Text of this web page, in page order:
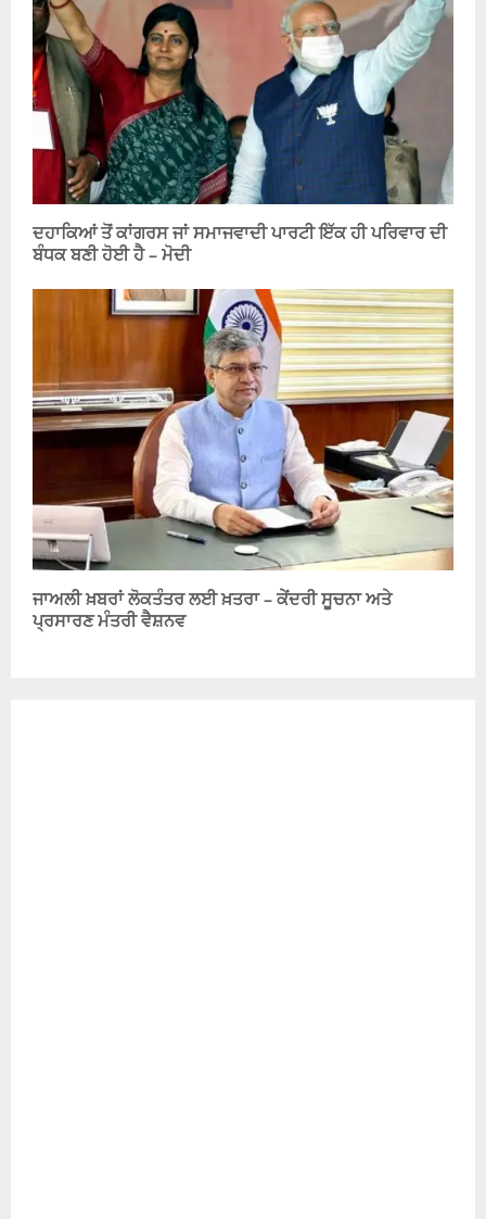
ਦਹਾਕਿਆਂ ਤੋਂ ਕਾਂਗਰਸ ਜਾਂ ਸਮਾਜਵਾਦੀ ਪਾਰਟੀ ਇੱਕ ਹੀ ਪਰਿਵਾਰ ਦੀ
ਬੰਧਕ ਬਣੀ ਹੋਈ ਹੈ – ਮੋਦੀ
ਜਾਅਲੀ ਖ਼ਬਰਾਂ ਲੋਕਤੰਤਰ ਲਈ ਖ਼ਤਰਾ – ਕੇਂਦਰੀ ਸੂਚਨਾ ਅਤੇ
ਪ੍ਰਸਾਰਣ ਮੰਤਰੀ ਵੈਸ਼ਨਵ